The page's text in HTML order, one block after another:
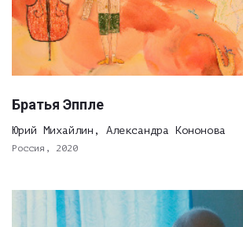
Братья Эппле
Юрий Михайлин, Александра Кононова
Россия, 2020